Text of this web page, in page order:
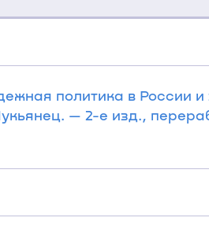
политика в России
— 2-е изд.,